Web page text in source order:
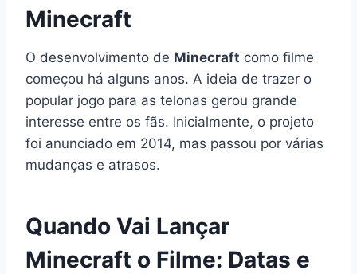
Minecraft
O desenvolvimento de Minecraft como filme
começou há alguns anos. A ideia de trazer o
popular jogo para as telonas gerou grande
interesse entre os fãs. Inicialmente, o projeto
foi anunciado em 2014, mas passou por várias
mudanças e atrasos.
Quando Vai Lançar
Minecraft o Filme: Datas e